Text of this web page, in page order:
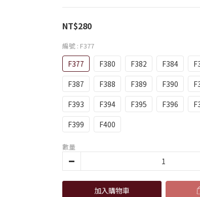
NT$280
編號 : F377
F377 F380 F382 F384
F387
F388 F389 F390
F393
F394 F395 F396
F399
F400
數量
加入購物車